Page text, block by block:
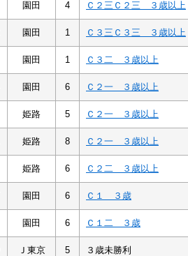
園田 4 Ｃ２三Ｃ２三 ３歳以上
園田 1 Ｃ３三Ｃ３三 ３歳以上
園田 1 Ｃ３二 ３歳以上
園田 6 Ｃ２一 ３歳以上
姫路 5 Ｃ２一 ３歳以上
姫路 8 Ｃ２一 ３歳以上
姫路 6 Ｃ２二 ３歳以上
園田 6 Ｃ１ ３歳
園田 6 Ｃ１二 ３歳
Ｊ東京 5 ３歳未勝利